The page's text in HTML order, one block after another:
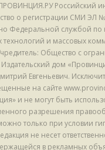
ПРОВИНЦИЯ.РУ Российский
о регистрации СМИ ЭЛ
Федеральной службой по
и массовых
Общество с
Издательский дом
Евгеньевич.
на сайте
и не могут быть
разрешения
только при условии
не несет
в рекламных